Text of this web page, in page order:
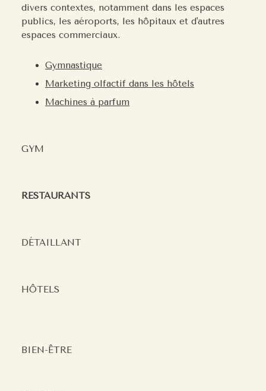
divers contextes, notamment dans les espaces
publics, les aéroports, les hôpitaux et d'autres
espaces commerciaux.
Gymnastique
Marketing olfactif dans les hôtels
Machines à parfum
GYM
RESTAURANTS
DÉTAILLANT
HÔTELS
BIEN-ÊTRE